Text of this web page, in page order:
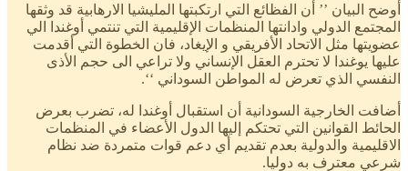
أوضح البيان ’’ أن الفظائع التي ارتكبتها المليشيا الارهابية قد وثقها
المجتمع الدولي وادانتها المنظمات الإقليمية التي تنتمي أوغندا الي
عضويتها مثل الاتحاد الأفريقي و الإيغاد، فان الخطوة التي أقدمت
عليها يوغندا لا تحترم العقل الإنساني ولا تراعي الى حجم الأذى
النفسي الذي تعرض له المواطن السوداني ‘‘.
أضافت الخارجية السودانية أن استقبال أوغندا له، تضرب بعرض
الحائط القوانين التي تحتكم إليها الدول الأعضاء في المنظمات
الاقليمية والدولية بعدم تقديم أي دعم قوات متمردة ضد نظام
شرعي معترف به دوليا.